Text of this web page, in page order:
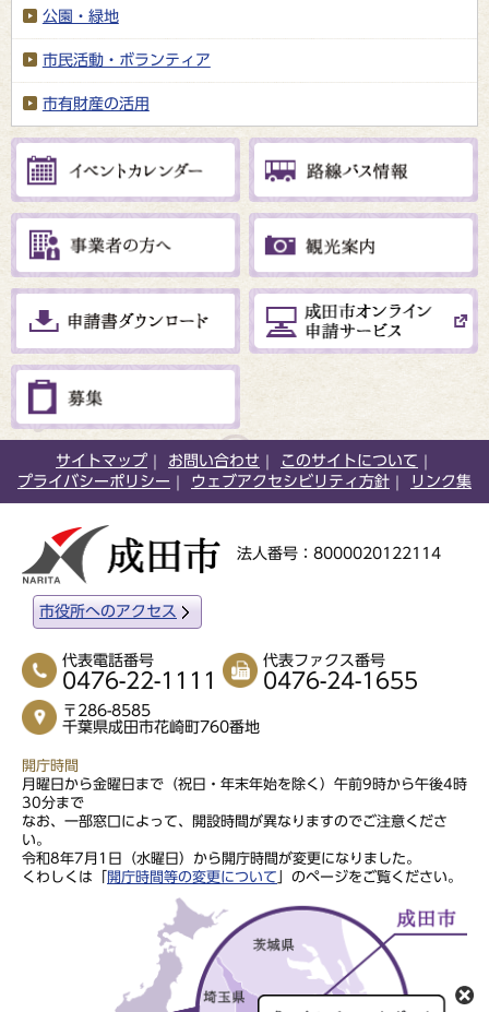
公園・緑地
市民活動・ボランティア
市有財産の活用
サイトマップ お問い合わせ
このサイトについて
プライバシーポリシー
ウェブアクセシビリティ方針 リンク集
法人番号：8000020122114
市役所へのアクセス
代表電話番号
0476-22-1111
代表ファクス番号
0476-24-1655
〒286-8585
千葉県成田市花崎町760番地
開庁時間
月曜日から金曜日まで（祝日・年末年始を除く）午前9時から午後4時
30分まで
なお、一部窓口によって、開設時間が異なりますのでご注意くださ
い。
令和8年7月1日（水曜日）から開庁時間が変更になりました。
くわしくは「
開庁時間等の変更について 」のページをご覧ください。